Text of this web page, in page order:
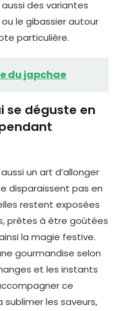
des variantes
le gibassier autour
particulière.
du japchae
se déguste en
un art d’allonger
disparaissent pas en
restent exposées
prêtes à être goûtées
la magie festive.
gourmandise selon
et les instants
ce
sublimer les saveurs,